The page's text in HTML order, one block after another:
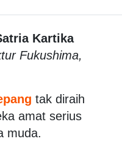
Kartika
Fukushima,
tak diraih
amat serius
muda.